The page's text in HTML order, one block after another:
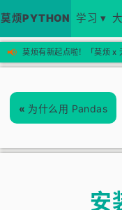
莫烦PYTHON 学习 ▾
📢
« 为什么用 Pandas
安